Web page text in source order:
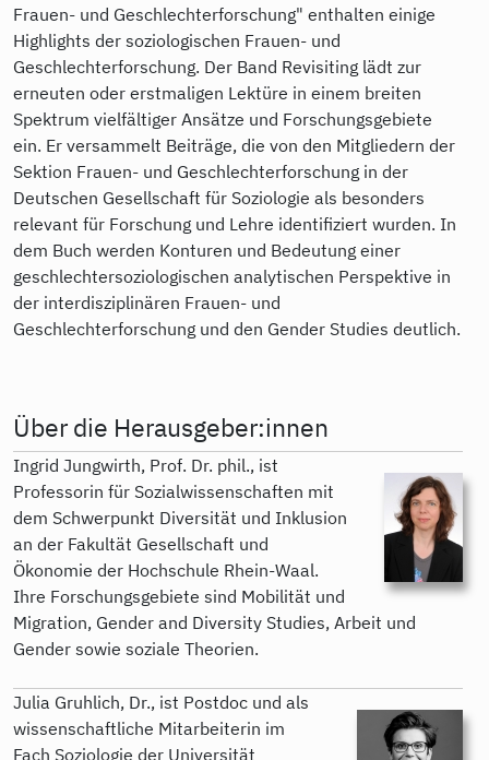
Frauen- und Geschlechterforschung" enthalten einige
Highlights der soziologischen Frauen- und
Geschlechterforschung. Der Band Revisiting lädt zur
erneuten oder erstmaligen Lektüre in einem breiten
Spektrum vielfältiger Ansätze und Forschungsgebiete
ein. Er versammelt Beiträge, die von den Mitgliedern der
Sektion Frauen- und Geschlechterforschung in der
Deutschen Gesellschaft für Soziologie als besonders
relevant für Forschung und Lehre identifiziert wurden. In
dem Buch werden Konturen und Bedeutung einer
geschlechtersoziologischen analytischen Perspektive in
der interdisziplinären Frauen- und
Geschlechterforschung und den Gender Studies deutlich.
Über die Herausgeber:innen
Ingrid Jungwirth, Prof. Dr. phil., ist
Professorin für Sozialwissenschaften mit
dem Schwerpunkt Diversität und Inklusion
an der Fakultät Gesellschaft und
Ökonomie der Hochschule Rhein-Waal.
Ihre Forschungsgebiete sind Mobilität und
Migration, Gender and Diversity Studies, Arbeit und
Gender sowie soziale Theorien.
Julia Gruhlich, Dr., ist Postdoc und als
wissenschaftliche Mitarbeiterin im
Fach Soziologie der Universität